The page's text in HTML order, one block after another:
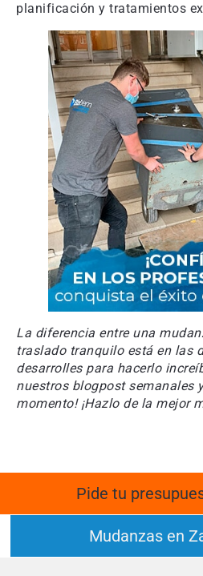
planificación y tratamientos
La diferencia entre una
traslado tranquilo está en las
desarrolles para hacerlo
nuestros blogpost semanales
momento! ¡Hazlo de la mejor
Pide tu
Mudanzas en